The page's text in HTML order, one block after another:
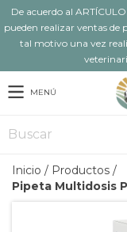
De acuerdo al
pueden realizar ventas de
tal motivo una vez
MENÚ
Inicio / Productos /
Pipeta Multidosis